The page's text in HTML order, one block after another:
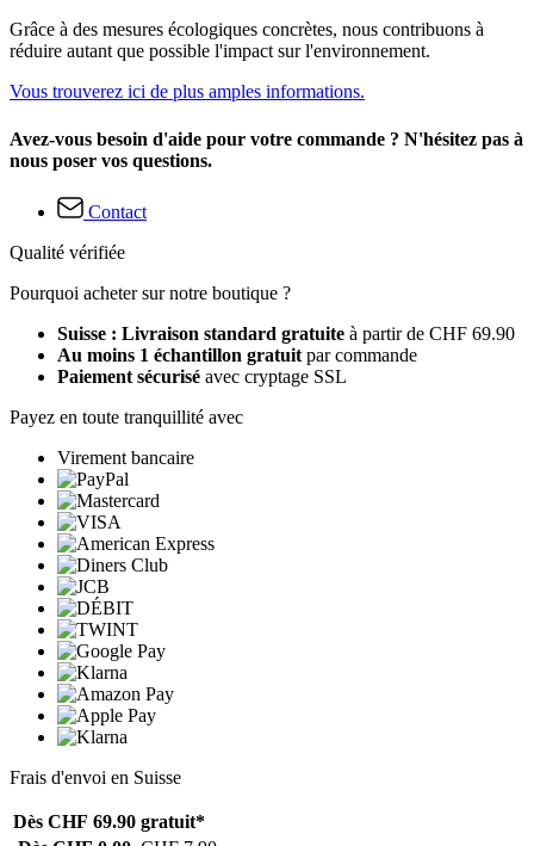
Grâce à des mesures écologiques concrètes, nous contribuons à
réduire autant que possible l'impact sur l'environnement.
Vous trouverez ici de plus amples informations.
Avez-vous besoin d'aide pour votre commande ? N'hésitez pas à
nous poser vos questions.
Contact
Qualité vérifiée
Pourquoi acheter sur notre boutique ?
Suisse : Livraison standard gratuite à partir de CHF 69.90
Au moins 1 échantillon gratuit par commande
Paiement sécurisé avec cryptage SSL
Payez en toute tranquillité avec
Virement bancaire
Frais d'envoi en Suisse
Dès CHF 69.90 gratuit*